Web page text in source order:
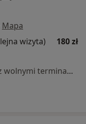
Mapa
wizyta)
180 zł
Brak dostępnych specjalistów z wolnymi terminami w tym centrum medycznym.